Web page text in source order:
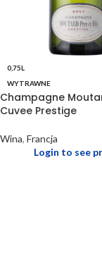
0,75L
WYTRAWNE
Champagne
Cuvee Prestige
Wina, Francja
Login to see